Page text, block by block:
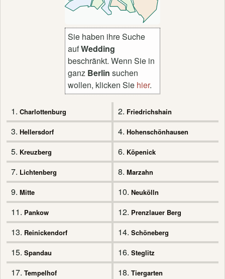
Sie haben ihre Suche
aufWedding
beschränkt. Wenn Sie in
ganz Berlin suchen
wollen, klicken Sie hier.
1. Charlottenburg 2. Friedrichshain
3. Hellersdorf 4. Hohenschönhausen
5. Kreuzberg 6. Köpenick
7. Lichtenberg 8. Marzahn
9. Mitte 10. Neukölln
11. Pankow 12. Prenzlauer Berg
13. Reinickendorf 14. Schöneberg
15. Spandau 16. Steglitz
17. Tempelhof 18. Tiergarten